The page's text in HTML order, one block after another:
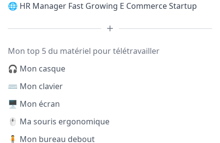
🌐 HR Manager Fast Growing E Commerce Startup
Mon top 5 du matériel pour télétravailler
🎧 Mon casque
⌨️ Mon clavier
🖥️ Mon écran
🖱️ Ma souris ergonomique
🧍 Mon bureau debout